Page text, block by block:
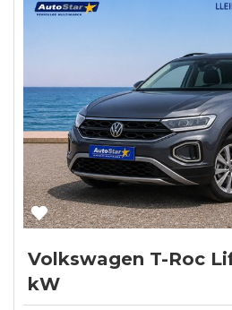
Volkswagen T-Roc
kW